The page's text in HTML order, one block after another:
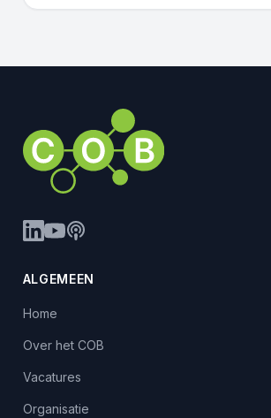
ALGEMEEN
Home
Over het COB
Vacatures
Organisatie